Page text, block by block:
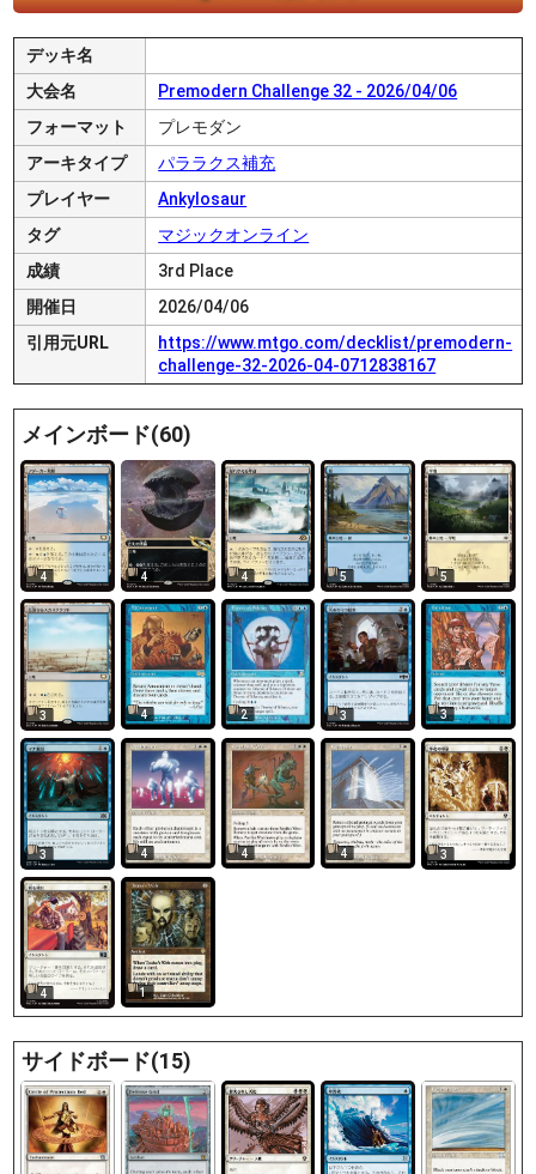
デッキ名
大会名
Premodern Challenge 32 - 2026/04/06
フォーマット
プレモダン
アーキタイプ
パララクス補充
プレイヤー
Ankylosaur
タグ
マジックオンライン
成績
3rd Place
開催日
2026/04/06
引用元URL
https://www.mtgo.com/decklist/premodern-
challenge-32-2026-04-0712838167
メインボード(60)
4 4 4 5 5
3 4 2 3 3
3 4 4 4 3
4 1
サイドボード(15)